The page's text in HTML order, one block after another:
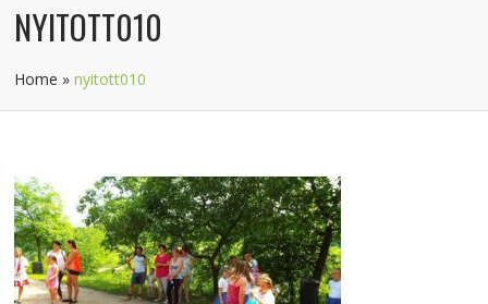
NYITOTT010
Home »nyitott010